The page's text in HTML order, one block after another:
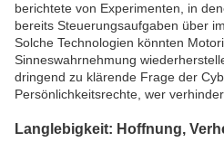
berichtete von Experimenten, in
bereits Steuerungsaufgaben über
Solche Technologien könnten
Sinneswahrnehmung
dringend zu klärende Frage der
Persönlichkeitsrechte, wer
Langlebigkeit: Hoffnung,